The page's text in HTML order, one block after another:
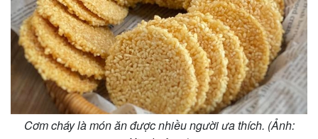
Cơm cháy là món ăn được nhiều người ưa thích. (Ảnh: